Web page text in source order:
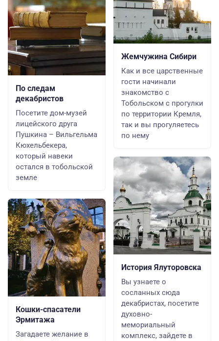
По следам
декабристов
Посетите дом-музей
лицейского друга
Пушкина – Вильгельма
Кюхельбекера,
который навеки
остался в тобольской
земле
Кошки-спасатели
Эрмитажа
Загадаете желание в
Жемчужина Сибири
Как и все царственные
гости начинали
знакомство с
Тобольском с прогулки
по территории Кремля,
так и вы прогуляетесь
по нему
История Ялуторовска
Вы узнаете о
сосланных сюда
декабристах, посетите
духовно-
мемориальный
комплекс, зайдете в